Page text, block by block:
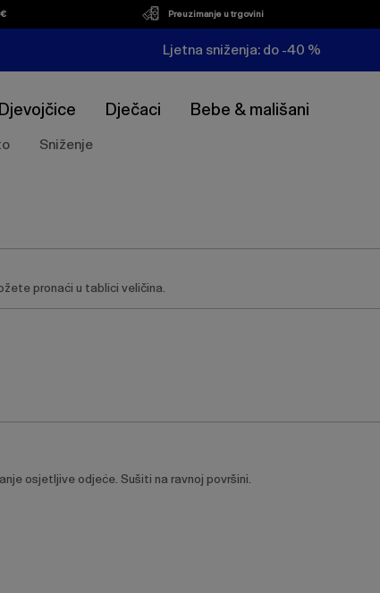
Preuzimanje u trgovini
Ljetna sniženja: do -40 %
Djevojčice Dječaci Bebe & mališani
Sniženje
pronaći u tablici veličina.
osjetljive odjeće. Sušiti na ravnoj površini.